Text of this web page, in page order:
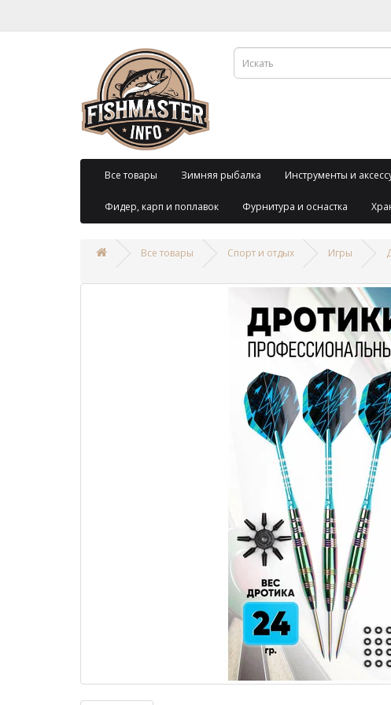
Все товары Зимняя рыбалка Инструменты и
Фидер, карп и поплавок Фурнитура и оснастка
Все товары Спорт и отдых Игры